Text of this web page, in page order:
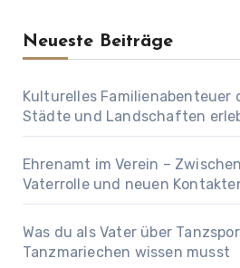
Neueste Beiträge
Kulturelles Familienabenteuer
Städte und Landschaften
Ehrenamt im Verein –
Vaterrolle und neuen
Was du als Vater über
Tanzmariechen wissen musst